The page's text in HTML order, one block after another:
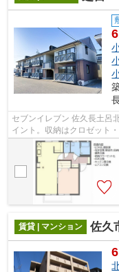
セブンイレブン 佐久長土呂
イント。収納はクロゼット
で、衣類や日用品の収納に
賃貸 | マンション 佐久